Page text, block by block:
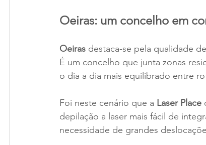
Oeiras: um concelho em
Oeiras destaca-se pela qualidade
É um concelho que junta zonas
o dia a dia mais equilibrado entre
Foi neste cenário que a Laser Place
depilação a laser mais fácil de
necessidade de grandes